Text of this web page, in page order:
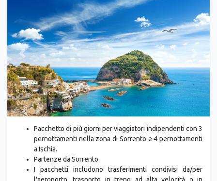
Previous Next
Pacchetto di più giorni per viaggiatori indipendenti con 3
pernottamenti nella zona di Sorrento e 4 pernottamenti
a Ischia.
Partenze da Sorrento.
I pacchetti includono trasferimenti condivisi da/per